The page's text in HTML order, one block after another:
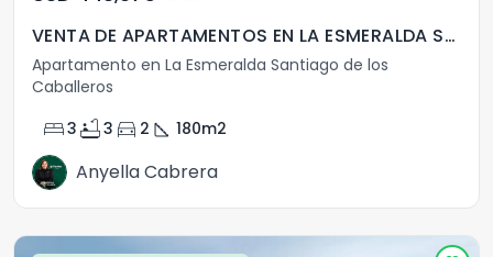
VENTA DE APARTAMENTOS EN LA ESMERALDA SANTIAGO
Apartamento en La Esmeralda Santiago de los
Caballeros
bed3 bathtub3 directions_car 2 square_foot 180m2
Anyella Cabrera